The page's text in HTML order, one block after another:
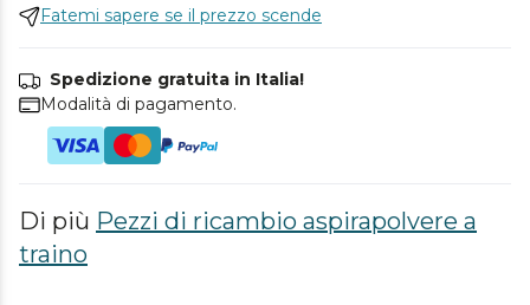
Fatemi sapere se il prezzo scende
Spedizione gratuita in Italia!
Modalità di pagamento.
Di più Pezzi di ricambio aspirapolvere a
traino